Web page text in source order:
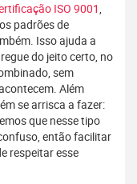
ISO 9001,
padrões de
Isso ajuda a
do jeito certo, no
sem
Além
se arrisca a fazer:
que nesse tipo
então facilitar
respeitar esse